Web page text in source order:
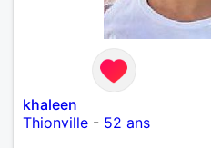
khaleen
Thionville - 52 ans